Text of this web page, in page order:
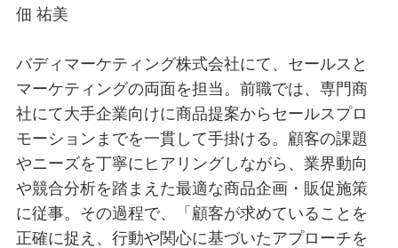
佃 祐美
バディマーケティング株式会社にて、セールスと
マーケティングの両面を担当。前職では、専門商
社にて大手企業向けに商品提案からセールスプロ
モーションまでを一貫して手掛ける。顧客の課題
やニーズを丁寧にヒアリングしながら、業界動向
や競合分析を踏まえた最適な商品企画・販促施策
に従事。その過程で、「顧客が求めていることを
正確に捉え、行動や関心に基づいたアプローチを